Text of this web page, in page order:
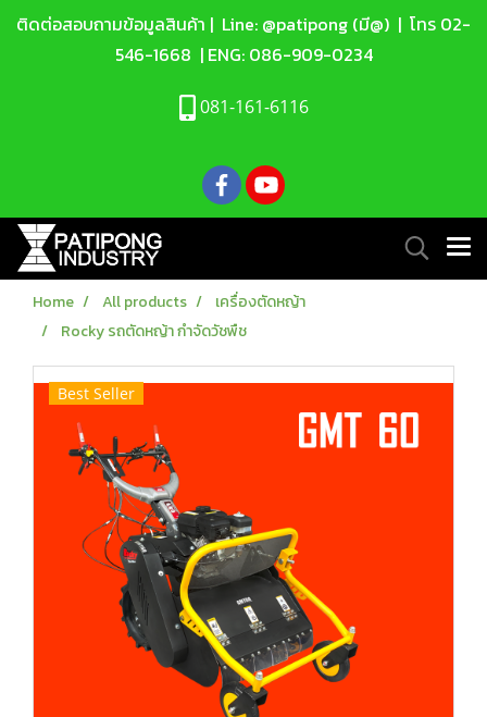
ติดต่อสอบถามข้อมูลสินค้า | Line: @patipong (มี@) | โทร 02-
546-1668 | ENG: 086-909-0234
081-161-6116
Home All products
เครื่องตัดหญ้า
Rocky รถตัดหญ้า กำจัดวัชพืช
Best Seller